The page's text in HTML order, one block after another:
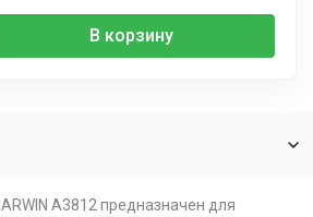
В корзину
A3812 предназначен для